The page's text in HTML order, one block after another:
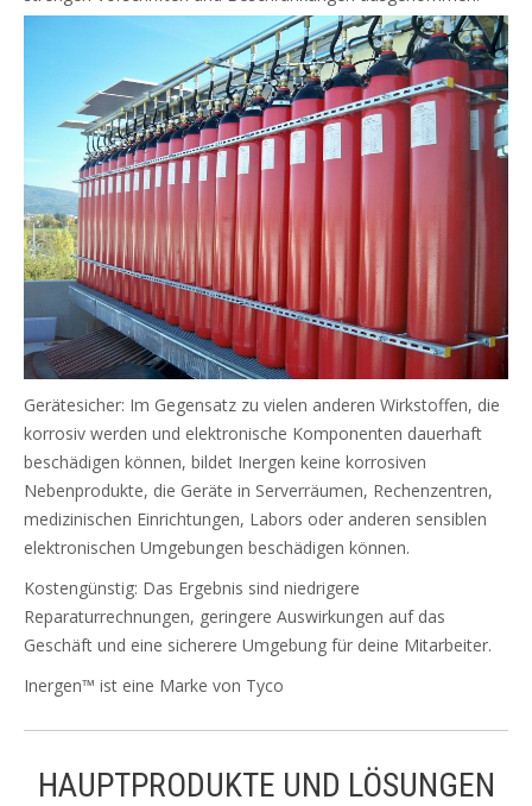
Gerätesicher: Im Gegensatz zu vielen anderen Wirkstoffen, die
korrosiv werden und elektronische Komponenten dauerhaft
beschädigen können, bildet Inergen keine korrosiven
Nebenprodukte, die Geräte in Serverräumen, Rechenzentren,
medizinischen Einrichtungen, Labors oder anderen sensiblen
elektronischen Umgebungen beschädigen können.
Kostengünstig: Das Ergebnis sind niedrigere
Reparaturrechnungen, geringere Auswirkungen auf das
Geschäft und eine sicherere Umgebung für deine Mitarbeiter.
Inergen™ ist eine Marke von Tyco
HAUPTPRODUKTE UND LÖSUNGEN